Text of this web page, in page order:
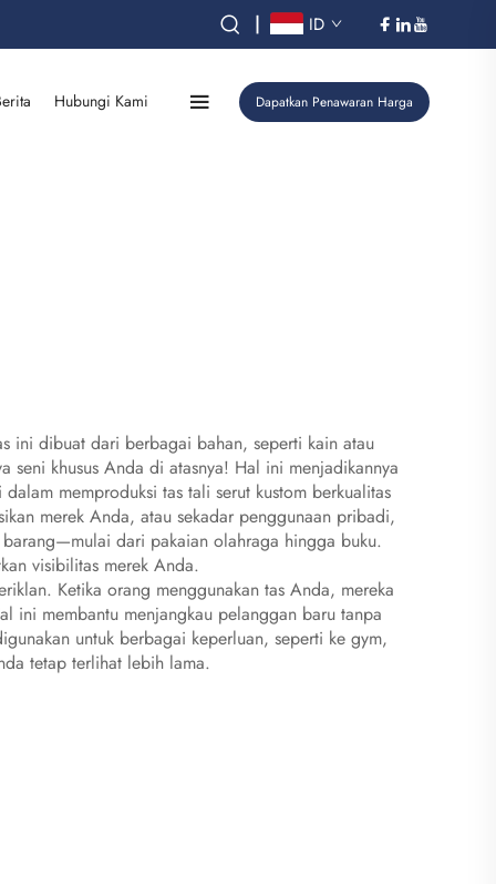
| ID
Hubungi Kami Dapatkan Penawaran Harga
ini dibuat dari berbagai bahan, seperti kain atau
seni khusus Anda di atasnya! Hal ini menjadikannya
memproduksi tas tali serut kustom berkualitas
merek Anda, atau sekadar penggunaan pribadi,
dari pakaian olahraga hingga buku.
visibilitas merek Anda.
Ketika orang menggunakan tas Anda, mereka
ini membantu menjangkau pelanggan baru tanpa
untuk berbagai keperluan, seperti ke gym,
tetap terlihat lebih lama.